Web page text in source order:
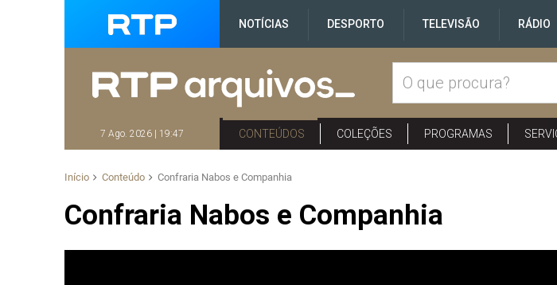
NOTÍCIAS DESPORTO TELEVISÃO RÁDIO
7 Ago. 2026 | 19:47 CONTEÚDOS COLEÇÕES PROGRAMAS
Início Conteúdo Confraria Nabos e Companhia
Confraria Nabos e Companhia